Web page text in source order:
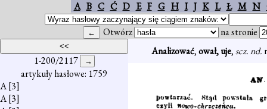
A B C Ć D E F G H I J K L Ł M N
Otwórz na stronie
1-200/2117
artykuły hasłowe: 1759
A[3]
A[3]
Analizować,ował, uje,scz. nd.